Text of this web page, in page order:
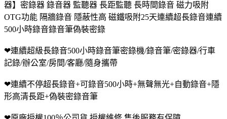
器】密錄器 錄音器 監聽器 長距監聽 長時間錄音 磁力吸附
OTG功能 隔牆錄音 隱蔽性高 磁鐵吸附25天連續超長錄音連續
500小時錄音錄音筆偽裝密錄
❤連續超級長錄音500小時錄音筆密錄機/錄音筆/密錄器/行車
記錄/辦公室/房間/客廳/隨身攜帶
❤連續不停超長錄音+可錄音500小時+無聲無光+自動錄音+隱
形高清長距+偽裝密錄音筆